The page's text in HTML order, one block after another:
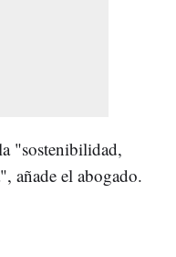
"sostenibilidad,
añade el abogado.